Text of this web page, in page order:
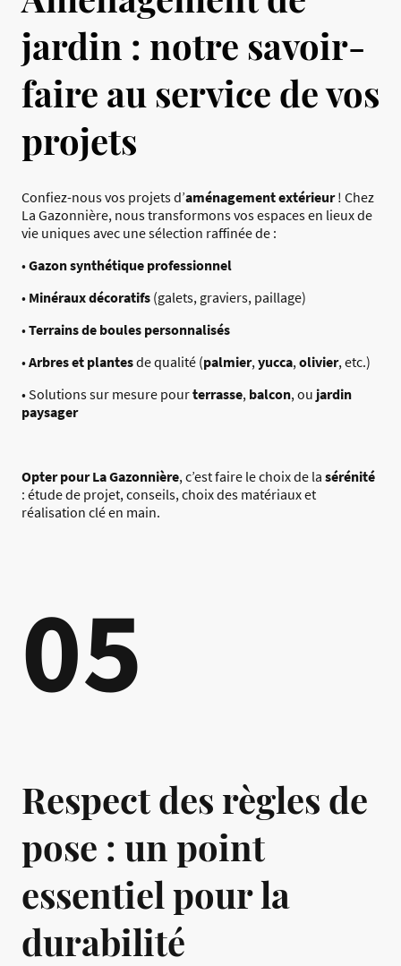
jardin : notre savoir-
faire au service de vos
projets
Confiez-nous vos projets d’aménagement extérieur! Chez
La Gazonnière, nous transformons vos espaces en lieux de
vie uniques avec une sélection raffinée de :
•Gazon synthétique professionnel
• Minéraux décoratifs (galets, graviers, paillage)
•Terrains de boules personnalisés
•Arbres et plantesde qualité (palmier, yucca, olivier, etc.)
• Solutions sur mesure pourterrasse, balcon, ou jardin
paysager
Opter pour La Gazonnière, c’est faire le choix de la sérénité
: étude de projet, conseils, choix des matériaux et
réalisation clé en main.
05
Respect des règles de
pose : un point
essentiel pour la
durabilité